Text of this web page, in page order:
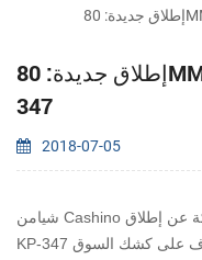
إطلاق جديدة: 80MM كشك الطابعة الحرارية KP-
347
2018-07-05
شيامن Cashino التكنولوجيا الدقيقة طابعة متخصصة الشركة عن إطلاق
KP-347 التي تستهدف على كشك السوق. KP-347 هو 80mm direcet